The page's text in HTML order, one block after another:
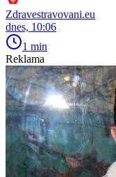
Zdravestravovani.eu
dnes, 10:06
1 min
Reklama